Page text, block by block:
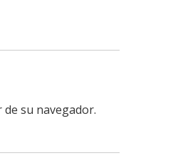
su navegador.